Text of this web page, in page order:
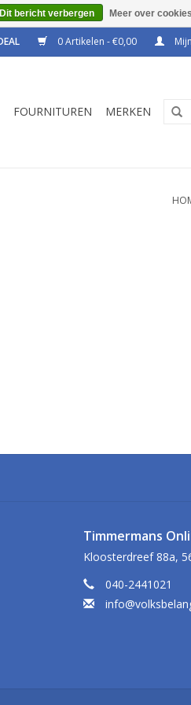
0 Artikelen - €0,00
FOURNITUREN MERKEN
Timmermans
Kloosterdreef 88a,
040-2441021
Dit bericht verbergen Meer over